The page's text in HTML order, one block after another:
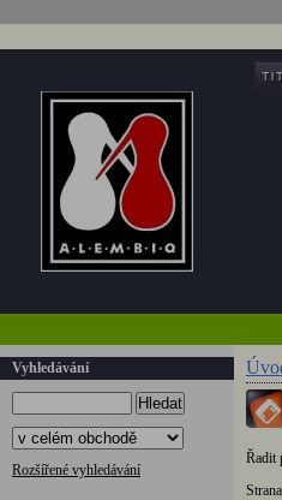
Vyhledávání
Hledat
Rozšířené vyhledávání
Řadit
Strana